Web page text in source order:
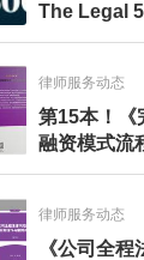
The Legal
师榜单
律师服务动态
第15本！《
融资模式流
（第四版）
律师服务动态
《公司全